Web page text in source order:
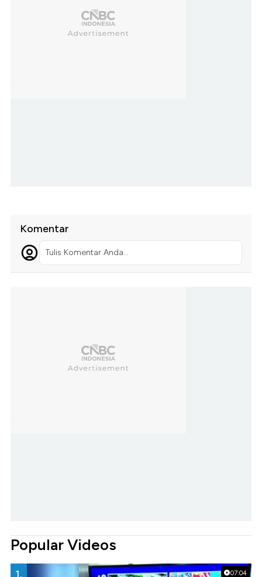
Komentar
Tulis Komentar Anda...
Popular Videos
07:04
1.